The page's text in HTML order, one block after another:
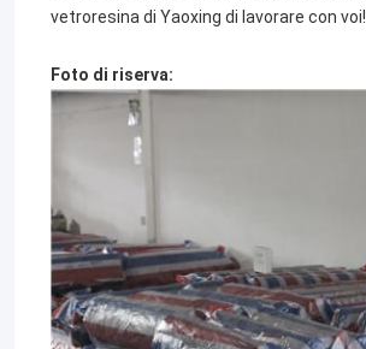
vetroresina di Yaoxing di lavorare con voi!
Foto di riserva: